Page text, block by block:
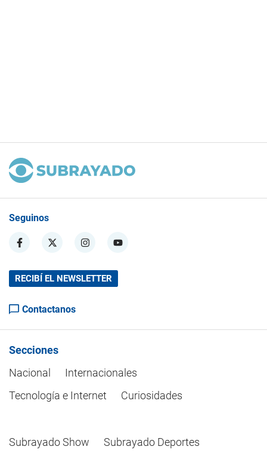
Seguinos
RECIBÍ EL NEWSLETTER
Contactanos
Secciones
Nacional
Internacionales
Tecnología e Internet
Curiosidades
Subrayado Show Subrayado Deportes